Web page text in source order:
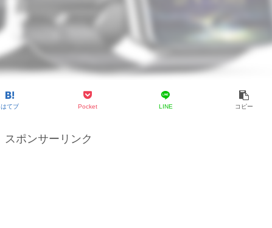
はてブ Pocket LINE コピー
スポンサーリンク